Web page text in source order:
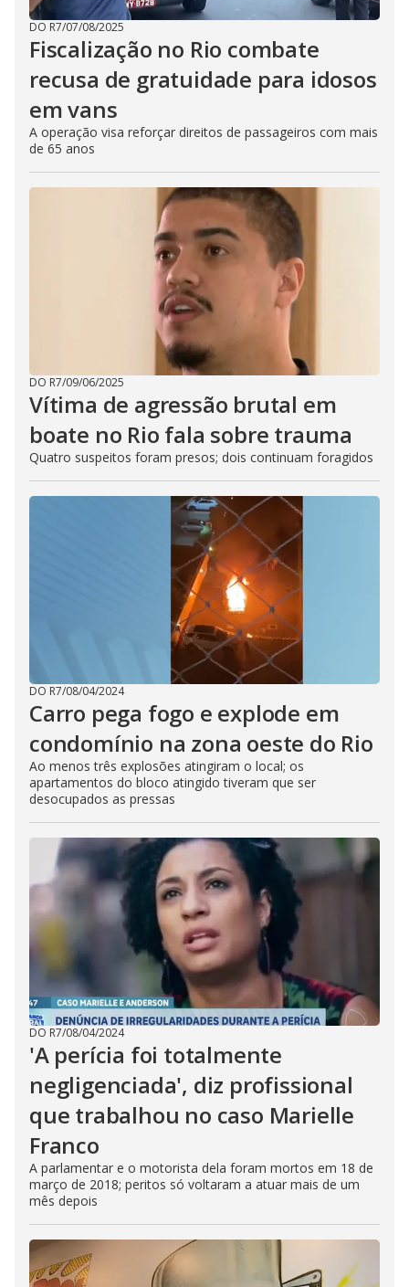
DO R7/07/08/2025
Fiscalização no Rio combate
recusa de gratuidade para idosos
em vans
A operação visa reforçar direitos de passageiros com mais
de 65 anos
DO R7/09/06/2025
Vítima de agressão brutal em
boate no Rio fala sobre trauma
Quatro suspeitos foram presos; dois continuam foragidos
DO R7/08/04/2024
Carro pega fogo e explode em
condomínio na zona oeste do Rio
Ao menos três explosões atingiram o local; os
apartamentos do bloco atingido tiveram que ser
desocupados as pressas
DO R7/08/04/2024
'A perícia foi totalmente
negligenciada', diz profissional
que trabalhou no caso Marielle
Franco
A parlamentar e o motorista dela foram mortos em 18 de
março de 2018; peritos só voltaram a atuar mais de um
mês depois